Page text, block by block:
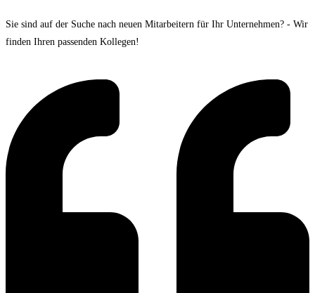
Sie sind auf der Suche nach neuen Mitarbeitern für Ihr Unternehmen? - Wir
finden Ihren passenden Kollegen!